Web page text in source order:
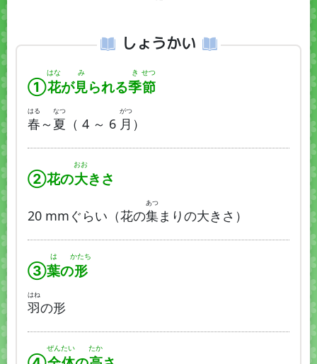
しょうかい
①花
はな
が見
み
られる季
き
節
せつ
春
はる
～ 夏
なつ
（ 4 ～ 6 月
がつ
）
②花の大
おお
きさ
20 mmぐらい（花の集
あつ
まりの大きさ）
③葉
は
の形
かたち
羽
はね
の形
ぜんたい たか